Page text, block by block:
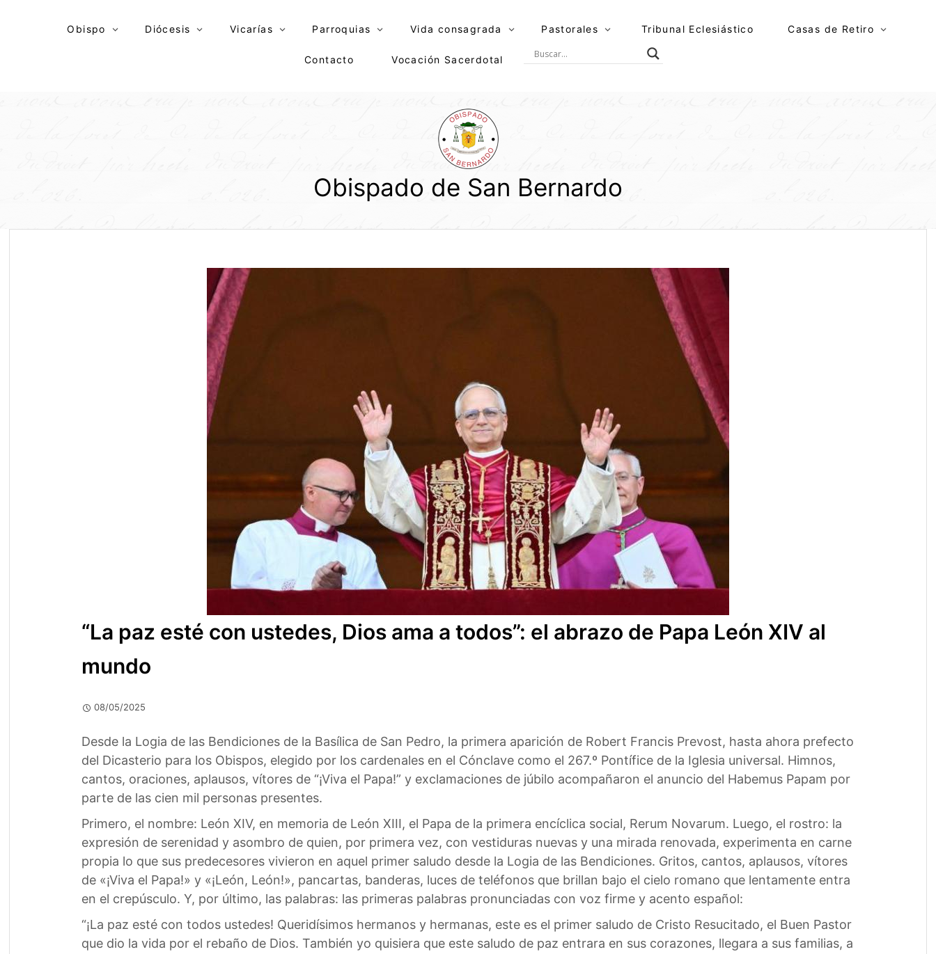
Obispo Diócesis Vicarías Parroquias Vida consagrada Pastorales Tribunal Eclesiástico Casas de Retiro
Contacto Vocación Sacerdotal
Obispado de San Bernardo
“La paz esté con ustedes, Dios ama a todos”: el abrazo de Papa León XIV al
mundo
08/05/2025
Desde la Logia de las Bendiciones de la Basílica de San Pedro, la primera aparición de Robert Francis Prevost, hasta ahora prefecto
del Dicasterio para los Obispos, elegido por los cardenales en el Cónclave como el 267.º Pontífice de la Iglesia universal. Himnos,
cantos, oraciones, aplausos, vítores de “¡Viva el Papa!” y exclamaciones de júbilo acompañaron el anuncio del Habemus Papam por
parte de las cien mil personas presentes.
Primero, el nombre: León XIV, en memoria de León XIII, el Papa de la primera encíclica social, Rerum Novarum. Luego, el rostro: la
expresión de serenidad y asombro de quien, por primera vez, con vestiduras nuevas y una mirada renovada, experimenta en carne
propia lo que sus predecesores vivieron en aquel primer saludo desde la Logia de las Bendiciones. Gritos, cantos, aplausos, vítores
de «¡Viva el Papa!» y «¡León, León!», pancartas, banderas, luces de teléfonos que brillan bajo el cielo romano que lentamente entra
en el crepúsculo. Y, por último, las palabras: las primeras palabras pronunciadas con voz firme y acento español:
“¡La paz esté con todos ustedes! Queridísimos hermanos y hermanas, este es el primer saludo de Cristo Resucitado, el Buen Pastor
que dio la vida por el rebaño de Dios. También yo quisiera que este saludo de paz entrara en sus corazones, llegara a sus familias, a